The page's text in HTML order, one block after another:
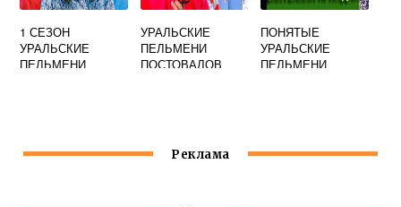
1 СЕЗОН
УРАЛЬСКИЕ
ПЕЛЬМЕНИ
УРАЛЬСКИЕ
ПЕЛЬМЕНИ
ПОСТОВАЛОВ
ПОНЯТЫЕ
УРАЛЬСКИЕ
ПЕЛЬМЕНИ
Реклама